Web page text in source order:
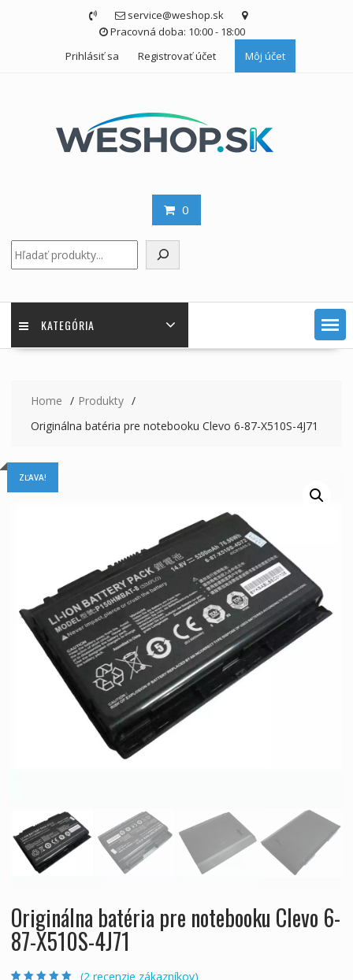
service@weshop.sk
Pracovná doba: 10:00 - 18:00
Prihlásiť sa
Registrovať účet Môj účet
0
KATEGÓRIA
Home
Produkty
Originálna batéria pre notebooku Clevo 6-87-X510S-4J71
ZĽAVA!
Originálna batéria pre notebooku Clevo 6-
87-X510S-4J71
(2 recenzie zákazníkov)